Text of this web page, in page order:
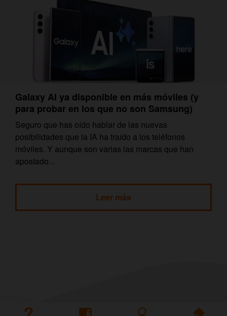
Galaxy AI ya disponible en más móviles (y
para probar en los que no son Samsung)
Seguro que has oído hablar de las nuevas
posibilidades que la IA ha traído a los teléfonos
móviles. Y aunque son varias las marcas que han
apostado...
Leer más